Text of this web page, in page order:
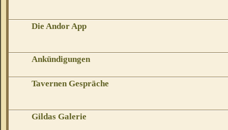
Die Andor App
Ankündigungen
Tavernen Gespräche
Gildas Galerie